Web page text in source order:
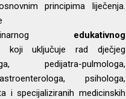
principima liječenja.
edukativnog
koji uključuje rad dječjeg
pedijatra-pulmologa,
psihologa,
i specijaliziranih medicinskih